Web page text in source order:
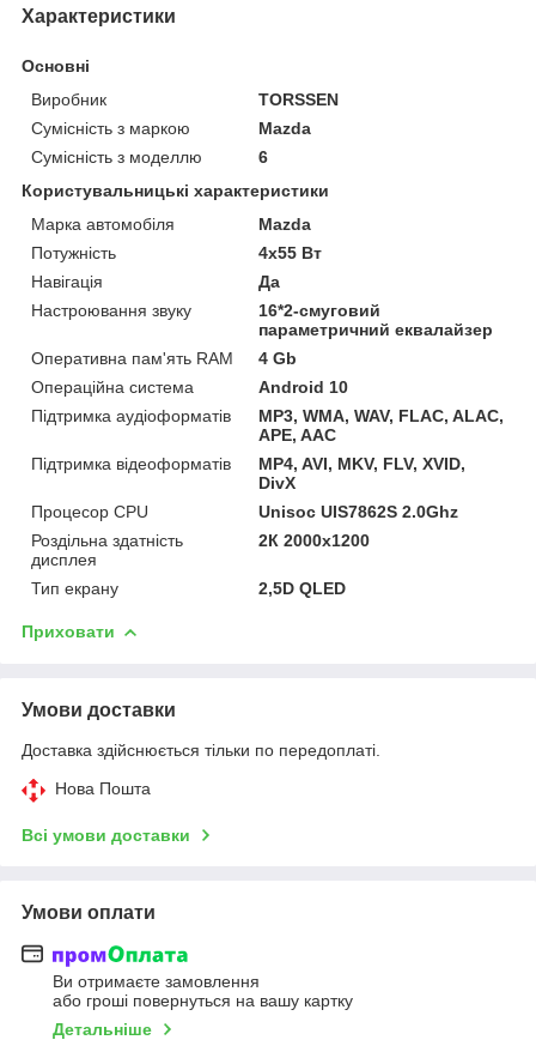
Характеристики
Основні
Виробник
TORSSEN
Сумісність з маркою
Mazda
Сумісність з моделлю
6
Користувальницькі характеристики
Марка автомобіля
Mazda
Потужність
4х55 Вт
Навігація
Да
Настроювання звуку
16*2-смуговий
параметричний еквалайзер
Оперативна пам'ять RAM
4 Gb
Операційна система
Android 10
Підтримка аудіоформатів
MP3, WMA, WAV, FLAC, ALAC,
APE, AAC
Підтримка відеоформатів
MP4, AVI, MKV, FLV, XVID,
DivX
Процесор CPU
Unisoc UIS7862S 2.0Ghz
Роздільна здатність
дисплея
2К 2000x1200
Тип екрану 2,5D QLED
Приховати
Умови доставки
Доставка здійснюється тільки по передоплаті.
Нова Пошта
Всі умови доставки
Умови оплати
Ви отримаєте замовлення
або гроші повернуться на вашу картку
Детальніше